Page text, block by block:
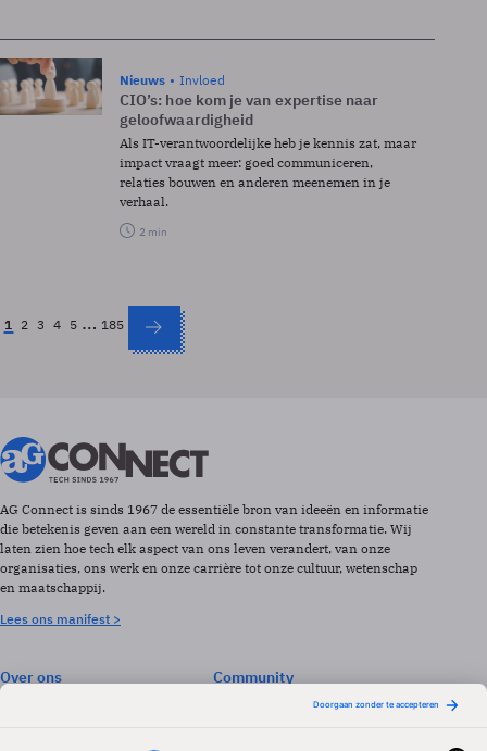
Nieuws Invloed
CIO’s: hoe kom je van expertise naar
geloofwaardigheid
Als IT-verantwoordelijke heb je kennis zat, maar
impact vraagt meer: goed communiceren,
relaties bouwen en anderen meenemen in je
verhaal.
2 min
1 2 3 4 5 … 185
AG Connect is sinds 1967 de essentiële bron van ideeën en informatie
die betekenis geven aan een wereld in constante transformatie. Wij
laten zien hoe tech elk aspect van ons leven verandert, van onze
organisaties, ons werk en onze carrière tot onze cultuur, wetenschap
en maatschappij.
Lees ons manifest >
Over ons
Community
Events & Opleidingen